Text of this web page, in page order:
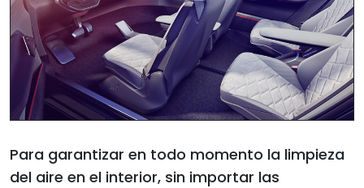
Para garantizar en todo momento la limpieza
del aire en el interior, sin importar las